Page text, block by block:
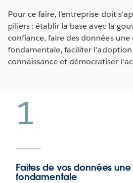
Pour ce faire, l'entreprise doit
piliers : établir la base avec la
confiance, faire des données
fondamentale, faciliter l'adoption
connaissance et démocratiser
1
Faites de vos données
fondamentale